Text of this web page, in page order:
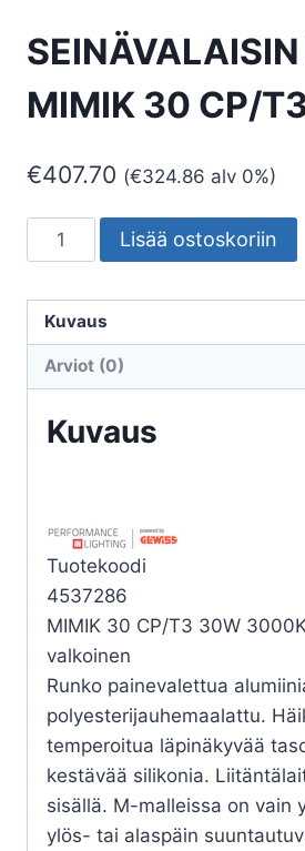
MIMIK 30 CP/
€407.70 (€324.86 alv 0%)
SEINÄVALAISIN
ULKO
30
CP/T3
määrä
Lisää ostoskoriin
Kuvaus
Arviot (0)
Kuvaus
Tuotekoodi
4537286
MIMIK 30 CP/T3 30W
valkoinen
Runko painevalettua
polyesterijauhemaalattu.
temperoitua läpinäkyvää
kestävää silikonia.
sisällä. M-malleissa on vain
ylös- tai alaspäin